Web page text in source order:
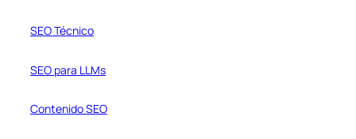
SEO Técnico
SEO para LLMs
Contenido SEO